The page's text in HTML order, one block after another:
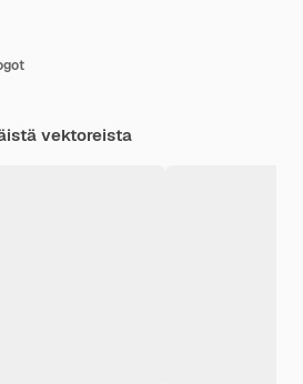
vektoreista